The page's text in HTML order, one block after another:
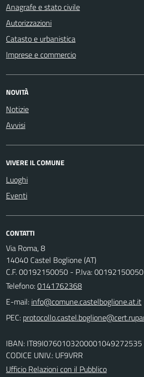
Anagrafe e stato civile
Autorizzazioni
Catasto e urbanistica
Imprese e commercio
NOVITÀ
Notizie
Avvisi
VIVERE IL COMUNE
Luoghi
Eventi
CONTATTI
Via Roma, 8
14040 Castel Boglione (AT)
C.F. 00192150050 - P.Iva: 00192150050
Telefono:0141762368
E-mail:
PEC:
IBAN: IT89I0760103200001049272535
CODICE UNIV.: UF9VRR
Ufficio Relazioni con il Pubblico